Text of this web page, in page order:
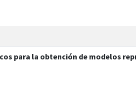
para la obtención de modelos